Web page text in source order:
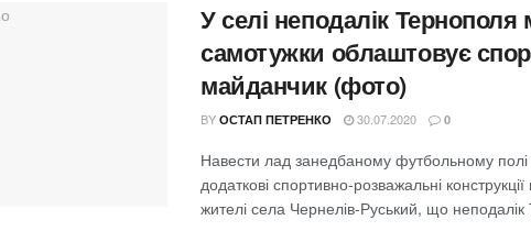
У селі неподалік
самотужки облаштовує
майданчик (фото)
BY ОСТАП ПЕТРЕНКО 30.07.2020 0
Навести лад занедбаному футбольному полі
додаткові спортивно-розважальні
жителі села Чернелів-Руський, що